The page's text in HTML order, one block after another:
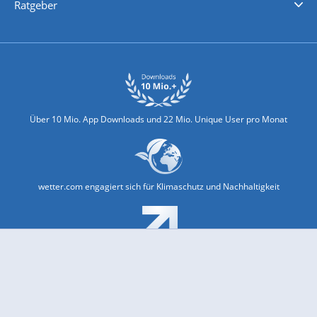
Ratgeber
Über 10 Mio. App Downloads und 22 Mio. Unique User pro Monat
wetter.com engagiert sich für Klimaschutz und Nachhaltigkeit